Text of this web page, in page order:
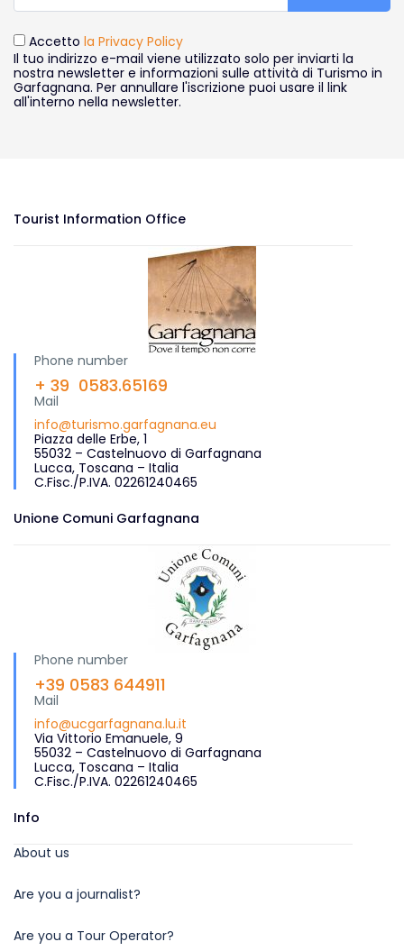
Accetto la Privacy Policy
Il tuo indirizzo e-mail viene utilizzato solo per inviarti la
nostra newsletter e informazioni sulle attività di Turismo in
Garfagnana. Per annullare l'iscrizione puoi usare il link
all'interno nella newsletter.
Tourist Information Office
Phone number
+ 39 0583.65169
Mail
info@turismo.garfagnana.eu
Piazza delle Erbe, 1
55032 – Castelnuovo di Garfagnana
Lucca, Toscana – Italia
C.Fisc./P.IVA. 02261240465
Unione Comuni Garfagnana
Phone number
+39 0583 644911
Mail
info@ucgarfagnana.lu.it
Via Vittorio Emanuele, 9
55032 – Castelnuovo di Garfagnana
Lucca, Toscana – Italia
C.Fisc./P.IVA. 02261240465
Info
About us
Are you a journalist?
Are you a Tour Operator?